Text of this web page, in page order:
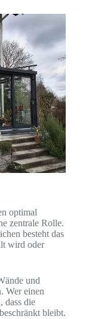
optimal
zentrale Rolle.
besteht das
wird oder
und
Wer einen
dass die
bleibt.